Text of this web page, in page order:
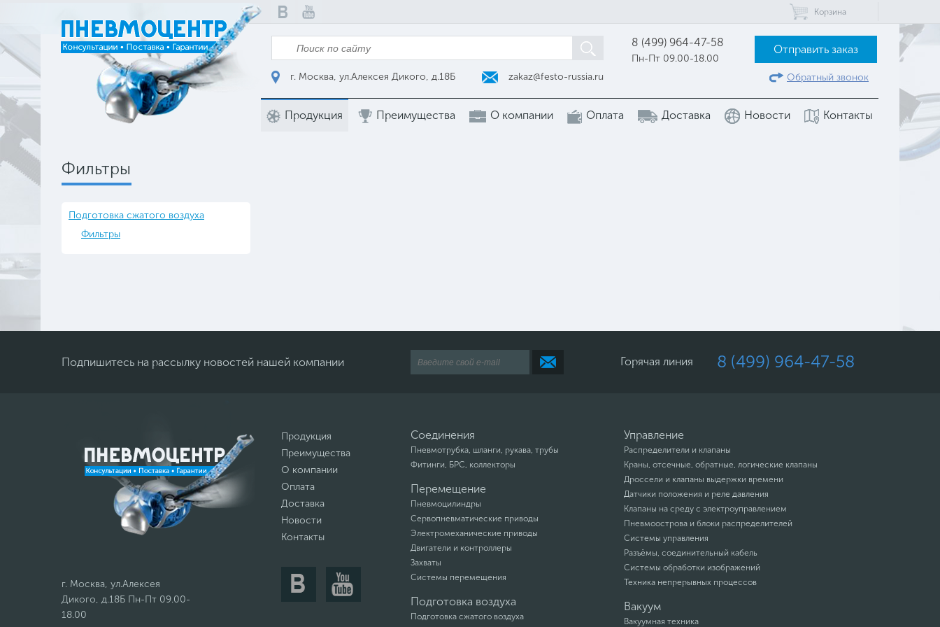
Корзина
г. Москва, ул.Алексея Дикого, д.18Б zakaz@festo-russia.ru
8 (499) 964-47-58
Пн-Пт 09.00-18.00
Отправить заказ
Обратный звонок
Продукция Преимущества О компании Оплата Доставка Новости Контакты
Фильтры
Подготовка сжатого воздуха
Фильтры
Подпишитесь на рассылку новостей нашей компании Горячая линия 8 (499) 964-47-58
г. Москва, ул.Алексея
Дикого, д.18Б Пн-Пт 09.00-
18.00
Продукция
Преимущества
О компании
Оплата
Доставка
Новости
Контакты
Соединения
Пневмотрубка, шланги, рукава, трубы
Фитинги, БРС, коллекторы
Перемещение
Пневмоцилиндры
Сервопневматические приводы
Электромеханические приводы
Двигатели и контроллеры
Захваты
Системы перемещения
Подготовка воздуха
Подготовка сжатого воздуха
Управление
Распределители и клапаны
Краны, отсечные, обратные, логические клапаны
Дроссели и клапаны выдержки времени
Датчики положения и реле давления
Клапаны на среду с электроуправлением
Пневмоострова и блоки распределителей
Системы управления
Разъёмы, соединительный кабель
Системы обработки изображений
Техника непрерывных процессов
Вакуум
Вакуумная техника